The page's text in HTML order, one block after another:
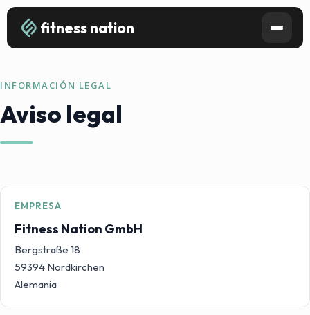
fitness nation
INFORMACIÓN LEGAL
Aviso legal
EMPRESA
Fitness Nation GmbH
Bergstraße 18
59394 Nordkirchen
Alemania